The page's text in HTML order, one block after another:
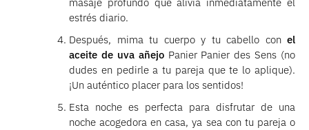
masaje profundo que alivia inmediatamente el
estrés diario.
Después, mima tu cuerpo y tu cabello con el
aceite de uva añejoPanier Panier des Sens (no
dudes en pedirle a tu pareja que te lo aplique).
¡Un auténtico placer para los sentidos!
Esta noche es perfecta para disfrutar de una
noche acogedora en casa, ya sea con tu pareja o